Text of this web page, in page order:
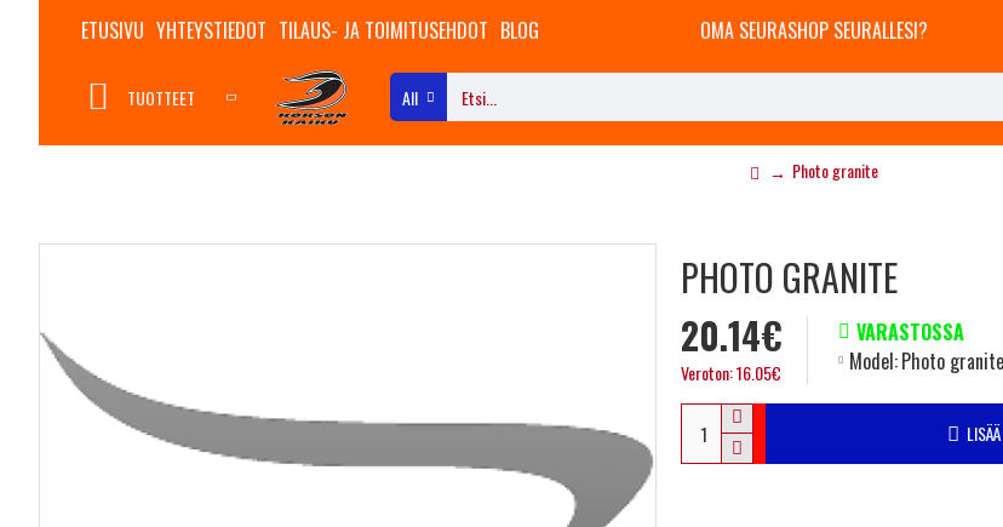
ETUSIVU YHTEYSTIEDOT TILAUS- JA TOIMITUSEHDOT BLOG OMA SEURASHOP SEURALLESI?
TUOTTEET All
Photo granite
PHOTO GRANITE
20.14€
Veroton: 16.05€
VARASTOSSA
Model:Photo granite